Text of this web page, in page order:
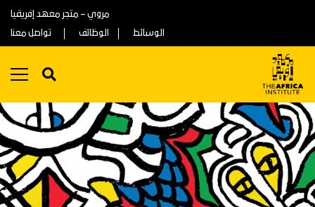
مروي – متجر معهد إفريقيا
الوسائط
الوظائف تواصل معنا